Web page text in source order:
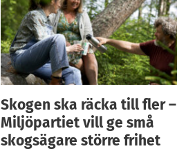
Skogen ska räcka till fler –
Miljöpartiet vill ge små
skogsägare större frihet